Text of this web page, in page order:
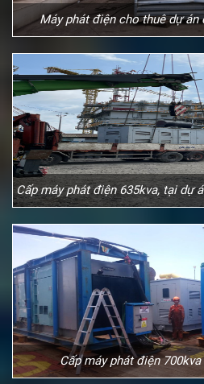
Máy phát điện cho thuê dự án
Cấp máy phát điện 635kva, tại dự
Cấp máy phát điện